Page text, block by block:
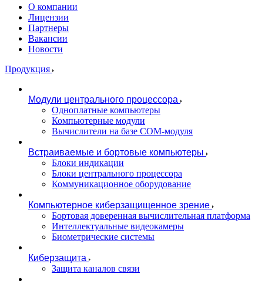
О компании
Лицензии
Партнеры
Вакансии
Новости
Продукция
Модули центрального процессора
Одноплатные компьютеры
Компьютерные модули
Вычислители на базе COM-модуля
Встраиваемые и бортовые компьютеры
Блоки индикации
Блоки центрального процессора
Коммуникационное оборудование
Компьютерное киберзащищенное зрение
Бортовая доверенная вычислительная платформа
Интеллектуальные видеокамеры
Биометрические системы
Киберзащита
Защита каналов связи